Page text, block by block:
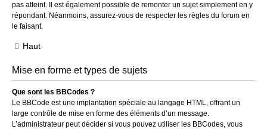
pas atteint. Il est également possible de remonter un sujet simplement en y
répondant. Néanmoins, assurez-vous de respecter les règles du forum en
le faisant.
Haut
Mise en forme et types de sujets
Que sont les BBCodes ?
Le BBCode est une implantation spéciale au langage HTML, offrant un
large contrôle de mise en forme des éléments d’un message.
L’administrateur peut décider si vous pouvez utiliser les BBCodes, vous